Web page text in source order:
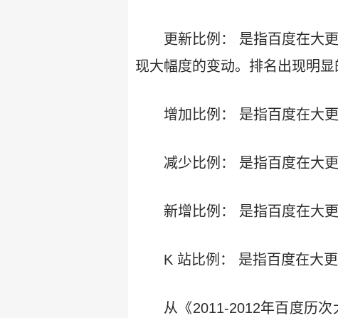
更新比例： 是指百度在大
现大幅度的变动。排名出现明显
增加比例： 是指百度在大
减少比例： 是指百度在大
新增比例： 是指百度在大
K 站比例： 是指百度在大
从《2011-2012年百度历